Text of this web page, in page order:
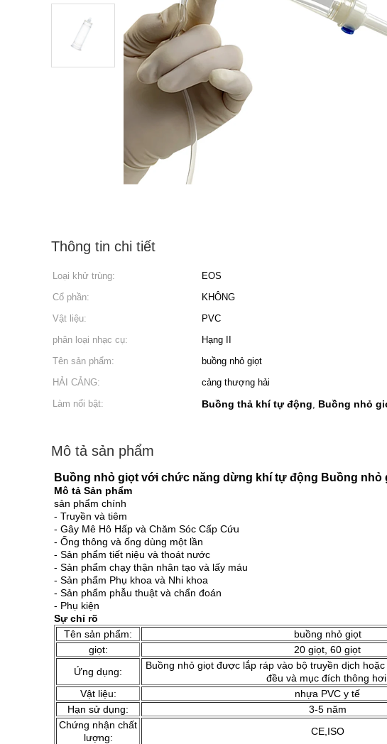
Thông tin chi tiết
Loại khử trùng: EOS
Cổ phần:
KHÔNG
Vật liệu:
PVC
phân loại nhạc cụ:
Hạng II
Tên sản phẩm:
buồng nhỏ giọt
HẢI CẢNG:
cảng thượng hải
Làm nổi bật:
Buồng thả khí tự động, Buồng nhỏ
Mô tả sản phẩm
Buồng nhỏ giọt với chức năng dừng khí tự động Buồng nhỏ
Mô tả Sản phẩm
sản phẩm chính
- Truyền và tiêm
- Gây Mê Hô Hấp và Chăm Sóc Cấp Cứu
- Ống thông và ống dùng một lần
- Sản phẩm tiết niệu và thoát nước
- Sản phẩm chạy thận nhân tạo và lấy máu
- Sản phẩm Phụ khoa và Nhi khoa
- Sản phẩm phẫu thuật và chẩn đoán
- Phụ kiện
Sự chỉ rõ
Tên sản phẩm:
buồng nhỏ giọt
giọt:
20 giọt, 60 giọt
Ứng dụng:
Buồng nhỏ giọt được lắp ráp vào bộ truyền dịch
đều và mục đích thông hơi.
Vật liệu:
nhựa PVC y tế
Hạn sử dụng:
3-5 năm
Chứng nhận chất
lượng:
CE,ISO